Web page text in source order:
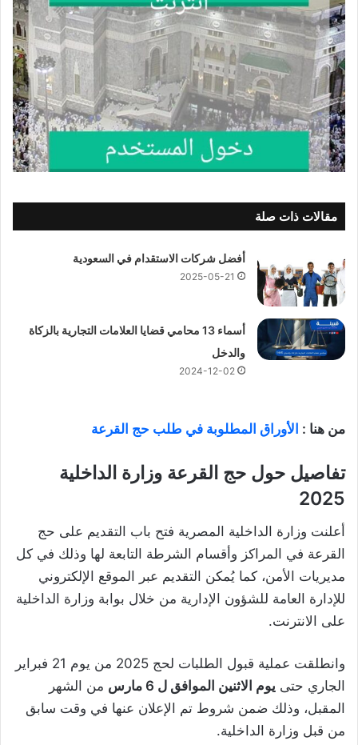
مقالات ذات صلة
أفضل شركات الاستقدام في السعودية
2025-05-21
أسماء 13 محامي قضايا العلامات التجارية بالزكاة
والدخل
2024-12-02
من هنا : الأوراق المطلوبة في طلب حج القرعة
تفاصيل حول حج القرعة وزارة الداخلية
2025
أعلنت وزارة الداخلية المصرية فتح باب التقديم على حج
القرعة في المراكز وأقسام الشرطة التابعة لها وذلك في كل
مديريات الأمن، كما يُمكن التقديم عبر الموقع الإلكتروني
للإدارة العامة للشؤون الإدارية من خلال بوابة وزارة الداخلية
على الانترنت.
وانطلقت عملية قبول الطلبات لحج 2025 من يوم 21 فبراير
الجاري حتى يوم الاثنين الموافق ل 6 مارس
من الشهر
المقبل، وذلك ضمن شروط تم الإعلان عنها في وقت سابق
من قبل وزارة الداخلية.